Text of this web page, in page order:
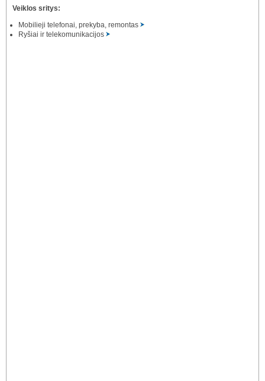
Veiklos sritys:
Mobilieji telefonai, prekyba, remontas
Ryšiai ir telekomunikacijos